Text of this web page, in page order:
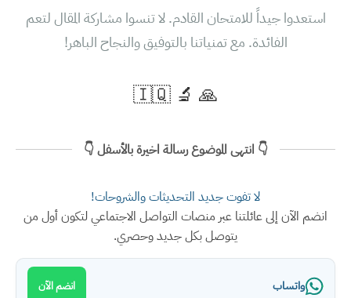
استعدوا جيداً للامتحان القادم. لا تنسوا مشاركة المقال لتعم
الفائدة. مع تمنياتنا بالتوفيق والنجاح الباهر!
🙏 🔬 🇮🇶
👇 انتهى الموضوع رسالة اخيرة بالأسفل 👇
لا تفوت جديد التحديثات والشروحات!
انضم الآن إلى عائلتنا عبر منصات التواصل الاجتماعي لتكون أول من
يتوصل بكل جديد وحصري.
واتساب انضم الآن